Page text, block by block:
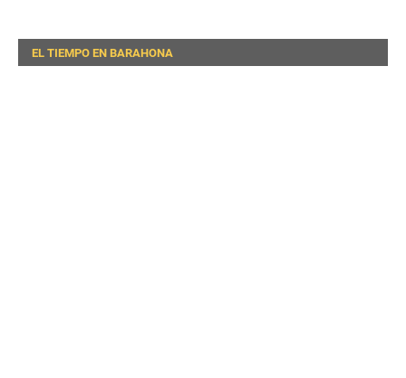
EL TIEMPO EN BARAHONA